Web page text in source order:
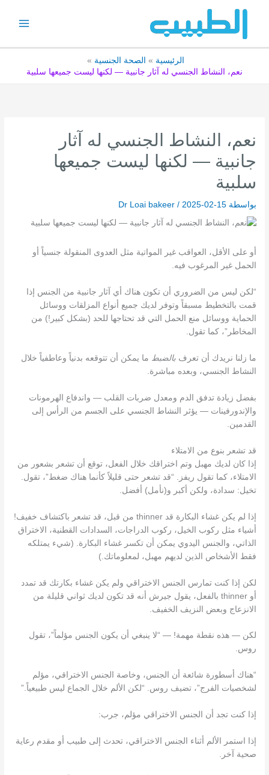
الرئيسية
الصحة الجنسية
نعم، النشاط الجنسي له آثار جانبية — لكنها ليست جميعها سلبية
نعم، النشاط الجنسي له آثار
جانبية — لكنها ليست جميعها
سلبية
بواسطة Dr Loai bakeer / 2025-02-15
أو على الأقل، العواقب غير المواتية مثل العدوى المنقولة جنسياً أو
الحمل غير المرغوب فيه.
“لكن ليس من الضروري أن تكون هناك أي آثار جانبية من الجنس إذا
قمت بالتخطيط مسبقاً وتوفر لديك جميع أنواع المزلقات ووسائل
الحماية ووسائل منع الحمل التي قد تحتاجها للحد (بشكل كبير!) من
المخاطر”، كما تقول.
ما زلنا نريدك أن تعرفبالضبط ما يمكن أن تتوقعه بدنياً وعاطفياً خلال
النشاط الجنسي، وبعده مباشرة.
بفضل زيادة تدفق الدم ومعدل ضربات القلب — واندفاع الهرمونات
والإندورفينات — يؤثر النشاط الجنسي على الجسم من الرأس إلى
القدمين.
قد تشعر بنوع من الامتلاء
إذا كان لديك مهبل وتم اختراقك خلال الفعل، توقع أن تشعر بشعور من
الامتلاء، كما تقول ريفز. “قد تشعر حتى قليلاً كأنما هناك ضغط”، تقول.
تخيل: سدادة، ولكن أكبر و(نأمل) أفضل.
إذا لم يكن غشاء البكارة قد thinner من قبل، قد تشعر باكتشاف خفيف!
أشياء مثل ركوب الخيل، ركوب الدراجات، السدادات القطنية، الاختراق
الذاتي، والجنس اليدوي يمكن أن تكسر غشاء البكارة. (شيء يمتلكه
فقط الأشخاص الذين لديهم مهبل، لمعلوماتك.)
لكن إذا كنت تمارس الجنس الاختراقي ولم يكن غشاء بكارتك قد تمدد
أو thinner بالفعل، يقول جيرش أنه قد تكون لديك ثواني قليلة من
الانزعاج وبعض النزيف الخفيف.
لكن — هذه نقطة مهمة! — “لا ينبغي أن يكون الجنس مؤلماً”، تقول
روس.
“هناك أسطورة شائعة أن الجنس، وخاصة الجنس الاختراقي، مؤلم
لشخصيات الفرج”، تضيف روس. “لكن الألم خلال الجماع ليس طبيعياً.”
إذا كنت تجد أن الجنس الاختراقي مؤلم، جرب:
إذا استمر الألم أثناء الجنس الاختراقي، تحدث إلى طبيب أو مقدم رعاية
صحية آخر.